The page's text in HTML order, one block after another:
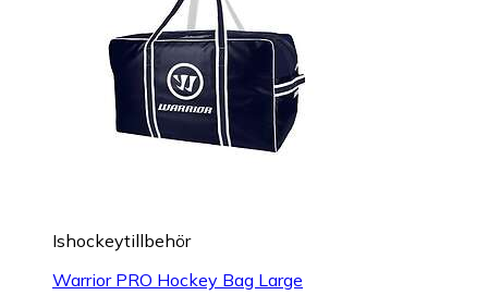
Ishockeytillbehör
Warrior PRO Hockey Bag Large